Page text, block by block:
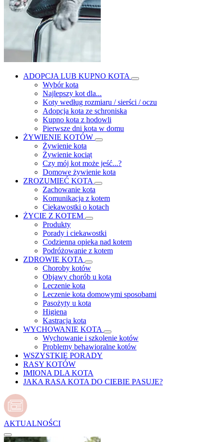
ADOPCJA LUB KUPNO KOTA
Wybór kota
Najlepszy kot dla...
Koty według rozmiaru / sierści / oczu
Adopcja kota ze schroniska
Kupno kota z hodowli
Pierwsze dni kota w domu
ŻYWIENIE KOTÓW
Żywienie kota
Żywienie kociąt
Czy mój kot może jeść...?
Domowe żywienie kota
ZROZUMIEĆ KOTA
Zachowanie kota
Komunikacja z kotem
Ciekawostki o kotach
ŻYCIE Z KOTEM
Produkty
Porady i ciekawostki
Codzienna opieka nad kotem
Podróżowanie z kotem
ZDROWIE KOTA
Choroby kotów
Objawy chorób u kota
Leczenie kota
Leczenie kota domowymi sposobami
Pasożyty u kota
Higiena
Kastracja kota
WYCHOWANIE KOTA
Wychowanie i szkolenie kotów
Problemy behawioralne kotów
WSZYSTKIE PORADY
RASY KOTÓW
IMIONA DLA KOTA
JAKA RASA KOTA DO CIEBIE PASUJE?
AKTUALNOŚCI